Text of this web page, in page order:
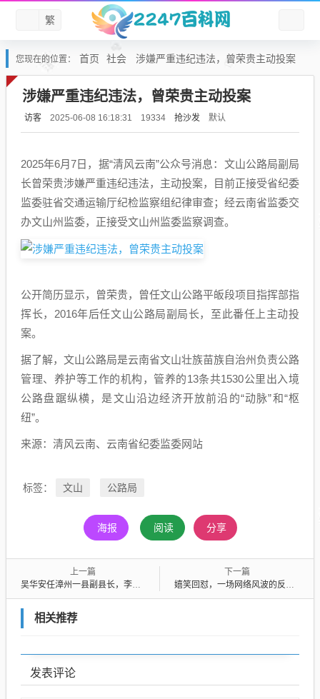
繁
您现在的位置： 首页 社会 涉嫌严重违纪违法，曾荣贵主动投案
涉嫌严重违纪违法，曾荣贵主动投案
访客 2025-06-08 16:18:31 19334 抢沙发 默认
2025年6月7日，据“清风云南”公众号消息：文山公路局副局
长曾荣贵涉嫌严重违纪违法，主动投案，目前正接受省纪委
监委驻省交通运输厅纪检监察组纪律审查；经云南省监委交
办文山州监委，正接受文山州监委监察调查。
公开简历显示，曾荣贵，曾任文山公路平皈段项目指挥部指
挥长，2016年后任文山公路局副局长，至此番任上主动投
案。
据了解，文山公路局是云南省文山壮族苗族自治州负责公路
管理、养护等工作的机构，管养的13条共1530公里出入境
公路盘踞纵横，是文山沿边经济开放前沿的“动脉”和“枢
纽”。
来源：清风云南、云南省纪委监委网站
标签： 文山 公路局
海报 阅读 分享
上一篇
吴华安任漳州一县副县长，李达生辞去副县长职务
下一篇
嬉笑回怼，一场网络风波的反思与启示
相关推荐
发表评论